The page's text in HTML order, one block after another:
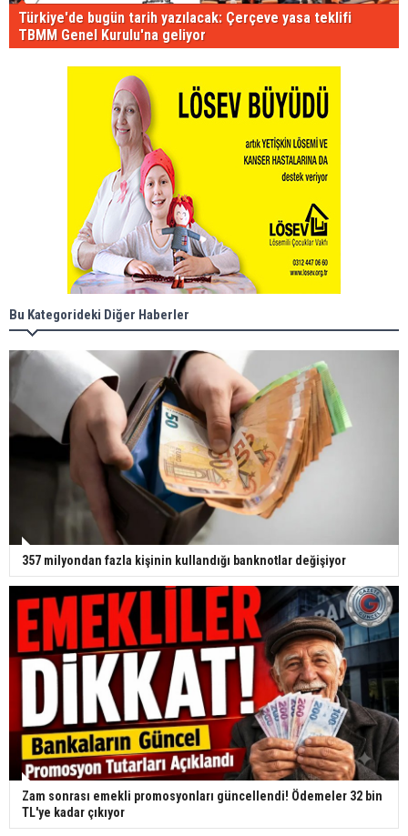
Türkiye'de bugün tarih yazılacak: Çerçeve yasa teklifi
TBMM Genel Kurulu'na geliyor
Bu Kategorideki Diğer Haberler
357 milyondan fazla kişinin kullandığı banknotlar değişiyor
Zam sonrası emekli promosyonları güncellendi! Ödemeler 32 bin
TL'ye kadar çıkıyor